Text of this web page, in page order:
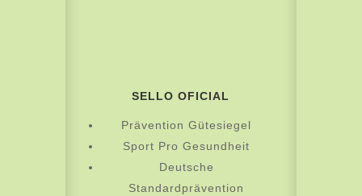
SELLO OFICIAL
Prävention Gütesiegel
Sport Pro Gesundheit
Deutsche
Standardprävention